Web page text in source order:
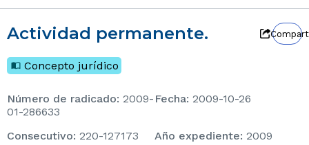
Actividad permanente.
Concepto jurídico
Número de radicado: 2009-
01-286633
Fecha: 2009-10-26
consecutivo: 220-127173 Año expediente: 2009